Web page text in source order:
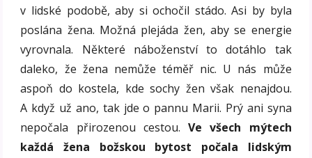
v lidské podobě, aby si ochočil stádo. Asi by byla
poslána žena. Možná plejáda žen, aby se energie
vyrovnala. Některé náboženství to dotáhlo tak
daleko, že žena nemůže téměř nic. U nás může
aspoň do kostela, kde sochy žen však nenajdou.
A když už ano, tak jde o pannu Marii. Prý ani syna
nepočala přirozenou cestou.Ve všech mýtech
každá žena božskou bytost počala lidským